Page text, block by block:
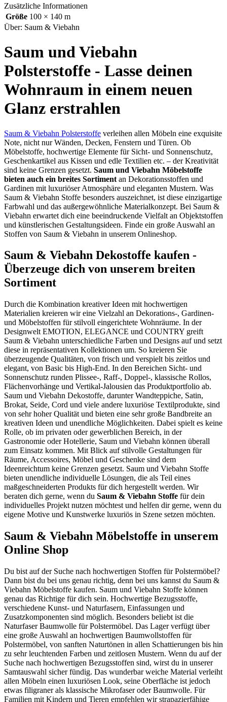
Zusätzliche Informationen
Größe 100 × 140 m
Über: Saum & Viebahn
Saum und Viebahn
Polsterstoffe - Lasse deinen
Wohnraum in einem neuen
Glanz erstrahlen
Saum & Viebahn Polsterstoffe verleihen allen Möbeln eine exquisite
Note, nicht nur Wänden, Decken, Fenstern und Türen. Ob
Möbelstoffe, hochwertige Elemente für Sicht- und Sonnenschutz,
Geschenkartikel aus Kissen und edle Textilien etc. – der Kreativität
sind keine Grenzen gesetzt. Saum und Viebahn Möbelstoffe
bieten auch ein breites Sortiment an Dekorationsstoffen und
Gardinen mit luxuriöser Atmosphäre und eleganten Mustern. Was
Saum & Viebahn Stoffe besonders auszeichnet, ist diese einzigartige
Farbwahl und das außergewöhnliche Materialkonzept. Bei Saum &
Viebahn erwartet dich eine beeindruckende Vielfalt an Objektstoffen
und künstlerischen Gestaltungsideen. Finde ein große Auswahl an
Stoffen von Saum & Viebahn in unserem Onlineshop.
Saum & Viebahn Dekostoffe kaufen -
Überzeuge dich von unserem breiten
Sortiment
Durch die Kombination kreativer Ideen mit hochwertigen
Materialien kreieren wir eine Vielzahl an Dekorations-, Gardinen-
und Möbelstoffen für stilvoll eingerichtete Wohnräume. In der
Designwelt EMOTION, ELEGANCE und COUNTRY greift
Saum & Viebahn unterschiedliche Farben und Designs auf und setzt
diese in repräsentativen Kollektionen um. So kreieren Sie
überzeugende Qualitäten, von frisch und verspielt bis zeitlos und
elegant, von Basic bis High-End. In den Bereichen Sicht- und
Sonnenschutz runden Plissee-, Raff-, Doppel-, klassische Rollos,
Flächenvorhänge und Vertikal-Jalousien das Produktportfolio ab.
Saum und Viebahn Dekostoffe, darunter Wandteppiche, Satin,
Brokat, Seide, Cord und viele andere luxuriöse Textilprodukte, sind
von sehr hoher Qualität und bieten eine sehr große Bandbreite an
kreativen Ideen und unendliche Möglichkeiten. Dabei spielt es keine
Rolle, ob im privaten oder gewerblichen Bereich, in der
Gastronomie oder Hotellerie, Saum und Viebahn können überall
zum Einsatz kommen. Mit Blick auf stilvolle Gestaltungen für
Räume, Accessoires, Möbel und Geschenke sind dem
Ideenreichtum keine Grenzen gesetzt. Saum und Viebahn Stoffe
bieten unendliche individuelle Lösungen, die als Teil eines
maßgeschneiderten Produkts für dich hergestellt werden. Wir
beraten dich gerne, wenn du Saum & Viebahn Stoffe für dein
individuelles Projekt nutzen möchtest und helfen dir gerne, wenn du
eigene Motive und Kunstwerke luxuriös in Szene setzen möchten.
Saum & Viebahn Möbelstoffe in unserem
Online Shop
Du bist auf der Suche nach hochwertigen Stoffen für Polstermöbel?
Dann bist du bei uns genau richtig, denn bei uns kannst du Saum &
Viebahn Möbelstoffe kaufen. Saum und Viebahn Stoffe können
genau das Richtige für dich sein. Hochwertige Bezugsstoffe,
verschiedene Kunst- und Naturfasern, Einfassungen und
Zusatzkomponenten sind möglich. Besonders beliebt ist die
Naturfaser Baumwolle für Polstermöbel. Das Lager verfügt über
eine große Auswahl an hochwertigen Baumwollstoffen für
Polstermöbel, von sanften Naturtönen in allen Schattierungen bis hin
zu sehr leuchtenden Farben und zeitlosen Mustern. Wenn du auf der
Suche nach hochwertigen Bezugsstoffen sind, wirst du in unserer
Samtauswahl sicher fündig. Das wunderbar weiche Material verleiht
allen Möbeln einen luxuriösen Look, seine Oberfläche ist jedoch
etwas filigraner als klassische Mikrofaser oder Baumwolle. Für
Familien mit Kindern und Tieren empfehlen wir strapazierfähige